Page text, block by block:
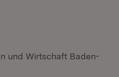
und Wirtschaft Baden-